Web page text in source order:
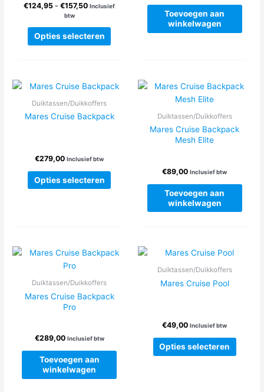
de
€124,95 - €157,50Prijsklasse:
€157,50
Inclusief
btw
Opties selecteren
Dit
product
variaties.
kan
de
productpagina
Toevoegen aan
winkelwagen
Duiktassen/Duikkoffers
Mares Cruise Backpack
€279,00 Inclusief btw
Opties selecteren
Dit
product
optie
productpagina
Duiktassen/Duikkoffers
Mares Cruise Backpack
Mesh Elite
€89,00 Inclusief btw
Toevoegen aan
winkelwagen
Duiktassen/Duikkoffers
Mares Cruise Backpack
Pro
€289,00 Inclusief btw
Toevoegen aan
winkelwagen
Duiktassen/Duikkoffers
Mares Cruise Pool
€49,00 Inclusief btw
Opties selecteren
Dit